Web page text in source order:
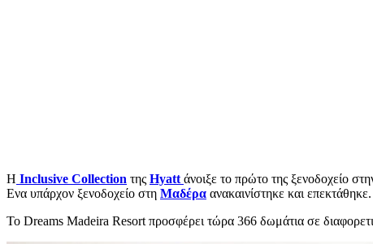
Η Inclusive Collection της Hyatt άνοιξε το πρώτο της ξενοδοχείο
Ενα υπάρχον ξενοδοχείο στη Μαδέρα ανακαινίστηκε και
Το Dreams Madeira Resort προσφέρει τώρα 366 δωμάτια σε